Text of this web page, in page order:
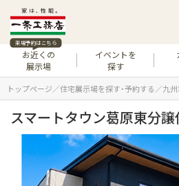
来場予約はこちら
お近くの
展示場
イベントを
探す
トップページ 住宅展示場を探す・予約する 九
スマートタウン葛原東分